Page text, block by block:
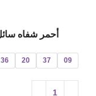
أحمر شفاه
09
37
20
36